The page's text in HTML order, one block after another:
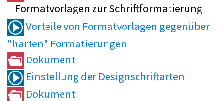
Formatvorlagen zur Schriftformatierung
Vorteile von Formatvorlagen gegenüber
"harten" Formatierungen
Dokument
Einstellung der Designschriftarten
Dokument